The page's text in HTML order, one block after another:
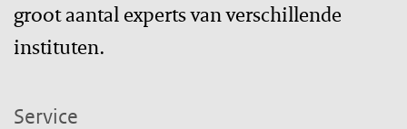
groot aantal experts van verschillende
instituten.
Service